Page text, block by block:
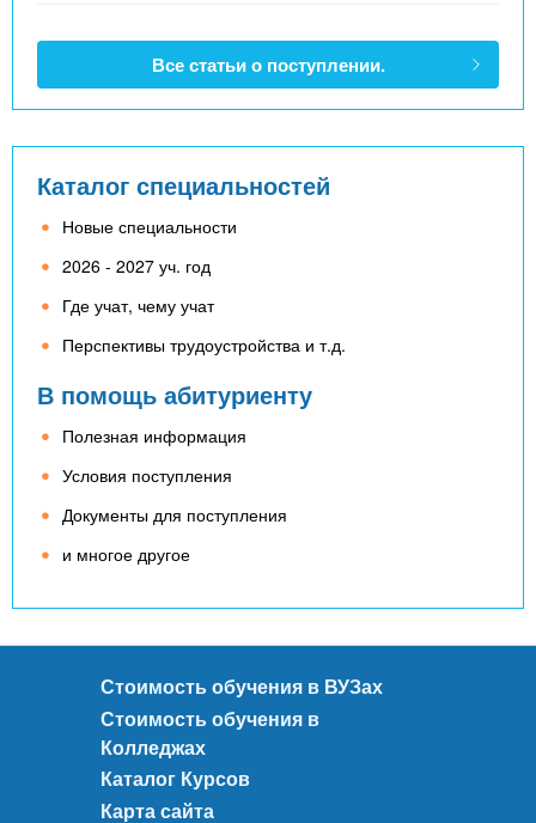
Все статьи о поступлении.
Каталог специальностей
Новые специальности
2026 - 2027 уч. год
Где учат, чему учат
Перспективы трудоустройства и т.д.
В помощь абитуриенту
Полезная информация
Условия поступления
Документы для поступления
и многое другое
Стоимость обучения в ВУЗах
Стоимость обучения в
Колледжах
Каталог Курсов
Карта сайта